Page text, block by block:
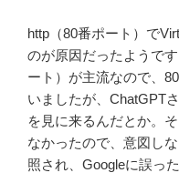
http（80番ポート）で
のが原因だったようで
ート）が主流なので、
いましたが、ChatGPT
を見に来るんだとか。
なかったので、意図し
照され、Googleに誤っ